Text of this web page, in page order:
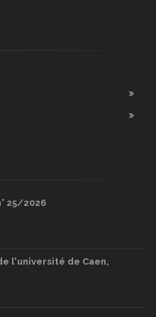
25/2026
l'université de Caen,